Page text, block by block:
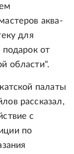
аква-
для
от
области".
палаты
рассказал,
с
по